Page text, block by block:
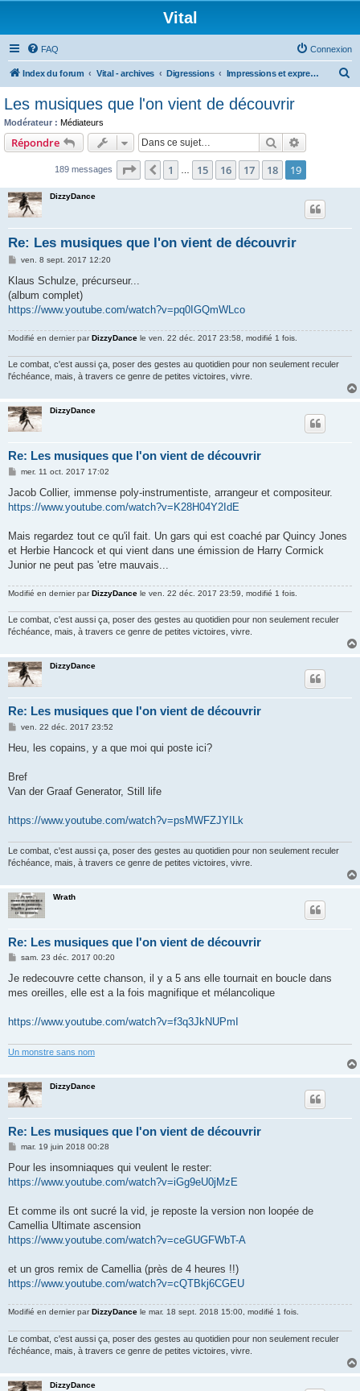
Vital
FAQ Connexion
Index du forum Vital - archives Digressions Impressions et expressions artistiques
c
e
Les musiques que l'on vient de découvrir
Modérateur : Médiateurs
Répondre Rechercher
189 messages Page 19 19
Précédente
1 15 16 17 18 19
DizzyDance
Re: Les musiques que l'on vient de découvrir
M
s
a
g
e
ven. 8 sept. 2017 12:20
Klaus Schulze, précurseur...
(album complet)
https://www.youtube.com/watch?v=pq0IGQmWLco
Modifié en dernier parDizzyDance le ven. 22 déc. 2017 23:58, modifié 1 fois.
Le combat, c'est aussi ça, poser des gestes au quotidien pour non seulement reculer
l'échéance, mais, à travers ce genre de petites victoires, vivre.
DizzyDance
Re: Les musiques que l'on vient de découvrir
M
s
a
mer. 11 oct. 2017 17:02
Jacob Collier, immense poly-instrumentiste, arrangeur et compositeur.
https://www.youtube.com/watch?v=K28H04Y2IdE
Mais regardez tout ce qu'il fait. Un gars qui est coaché par Quincy Jones
et Herbie Hancock et qui vient dans une émission de Harry Cormick
Junior ne peut pas 'etre mauvais...
Modifié en dernier parDizzyDance le ven. 22 déc. 2017 23:59, modifié 1 fois.
Le combat, c'est aussi ça, poser des gestes au quotidien pour non seulement reculer
l'échéance, mais, à travers ce genre de petites victoires, vivre.
DizzyDance
Re: Les musiques que l'on vient de découvrir
M
s
g
ven. 22 déc. 2017 23:52
Heu, les copains, y a que moi qui poste ici?
Bref
Van der Graaf Generator, Still life
https://www.youtube.com/watch?v=psMWFZJYILk
Le combat, c'est aussi ça, poser des gestes au quotidien pour non seulement reculer
l'échéance, mais, à travers ce genre de petites victoires, vivre.
Wrath
Re: Les musiques que l'on vient de découvrir
M
s
a
sam. 23 déc. 2017 00:20
Je redecouvre cette chanson, il y a 5 ans elle tournait en boucle dans
mes oreilles, elle est a la fois magnifique et mélancolique
https://www.youtube.com/watch?v=f3q3JkNUPmI
Un monstre sans nom
DizzyDance
Re: Les musiques que l'on vient de découvrir
M
s
a
mar. 19 juin 2018 00:28
Pour les insomniaques qui veulent le rester:
https://www.youtube.com/watch?v=iGg9eU0jMzE
Et comme ils ont sucré la vid, je reposte la version non loopée de
Camellia Ultimate ascension
https://www.youtube.com/watch?v=ceGUGFWbT-A
et un gros remix de Camellia (près de 4 heures !!)
https://www.youtube.com/watch?v=cQTBkj6CGEU
Modifié en dernier parDizzyDance le mar. 18 sept. 2018 15:00, modifié 1 fois.
Le combat, c'est aussi ça, poser des gestes au quotidien pour non seulement reculer
l'échéance, mais, à travers ce genre de petites victoires, vivre.
DizzyDance